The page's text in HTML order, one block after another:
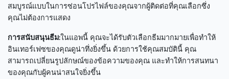
สมบูรณ์แบบในการซ่อนโปรไฟล์ของคุณจากผู้ติดต่อที่คุณเลือกซึ่ง
คุณไม่ต้องการแสดง
การสนับสนุนธีม:ในแอพนี้ คุณจะได้รับตัวเลือกธีมมากมายเพื่อทำให้
อินเทอร์เฟซของคุณดูน่าทึ่งยิ่งขึ้น ด้วยการใช้คุณสมบัตินี้ คุณ
สามารถเปลี่ยนรูปลักษณ์ของข้อความของคุณ และทำให้การสนทนา
ของคุณกับผู้คนน่าสนใจยิ่งขึ้น